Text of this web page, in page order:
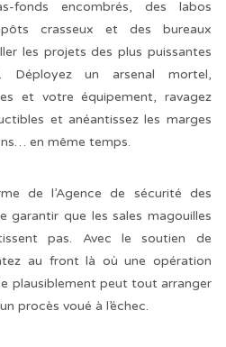
fonds encombrés, des labos
crasseux et des bureaux
les projets des plus puissantes
Déployez un arsenal mortel,
et votre équipement, ravagez
et anéantissez les marges
en même temps.
de l’Agence de sécurité des
garantir que les sales magouilles
pas. Avec le soutien de
au front là où une opération
plausiblement peut tout arranger
procès voué à l’échec.